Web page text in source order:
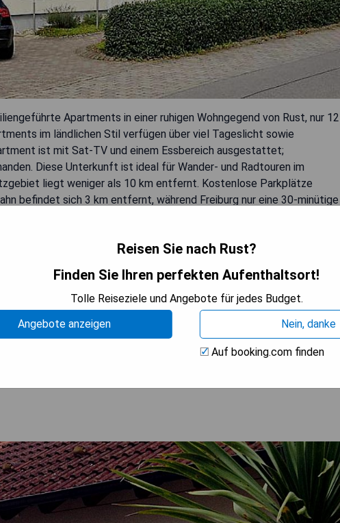
Apartments in einer ruhigen Wohngegend von Rust, nur 12
im ländlichen Stil verfügen über viel Tageslicht sowie
ist mit Sat-TV und einem Essbereich ausgestattet;
Diese Unterkunft ist ideal für Wander- und Radtouren im
liegt weniger als 10 km entfernt. Kostenlose Parkplätze
befindet sich 3 km entfernt, während Freiburg nur eine 30-minütige
Reisen Sie nach Rust?
Finden Sie Ihren perfekten Aufenthaltsort!
Tolle Reiseziele und Angebote für jedes Budget.
Angebote anzeigen
Nein, danke
Auf booking.com finden